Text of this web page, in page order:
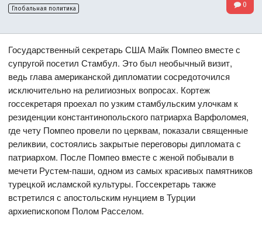
Глобальная политика 0
Государственный секретарь США Майк Помпео вместе с
супругой посетил Стамбул. Это был необычный визит,
ведь глава американской дипломатии сосредоточился
исключительно на религиозных вопросах. Кортеж
госсекретаря проехал по узким стамбульским улочкам к
резиденции константинопольского патриарха Варфоломея,
где чету Помпео провели по церквам, показали священные
реликвии, состоялись закрытые переговоры дипломата с
патриархом. После Помпео вместе с женой побывали в
мечети Рустем-паши, одном из самых красивых памятников
турецкой исламской культуры. Госсекретарь также
встретился с апостольским нунцием в Турции
архиепископом Полом Расселом.